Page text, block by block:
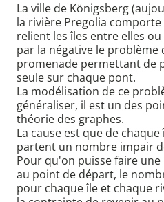
La ville de Königsberg
la rivière Pregolia
relient les îles entre elles ou
par la négative le problème
promenade permettant de
seule sur chaque pont.
La modélisation de ce
généraliser, il est un des
théorie des graphes.
La cause est que de
partent un nombre impair
Pour qu'on puisse faire
au point de départ, le
pour chaque île et chaque